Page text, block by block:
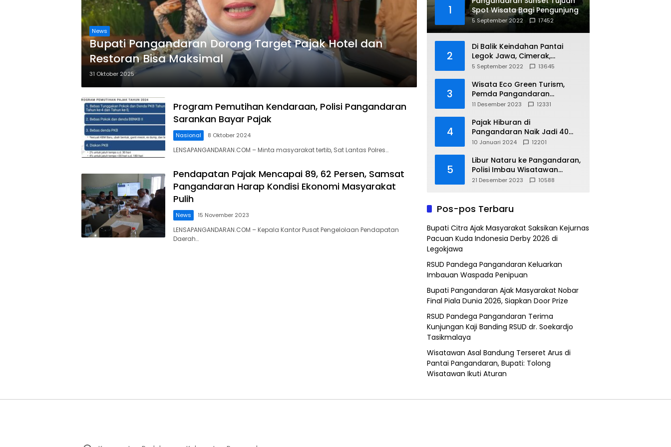
News
Bupati Pangandaran Dorong Target Pajak Hotel dan
Restoran Bisa Maksimal
31 Oktober 2025
Program Pemutihan Kendaraan, Polisi Pangandaran
Sarankan Bayar Pajak
Nasional 8 Oktober 2024
LENSAPANGANDARAN.COM – Minta masyarakat tertib, Sat Lantas Polres…
Pendapatan Pajak Mencapai 89, 62 Persen, Samsat
Pangandaran Harap Kondisi Ekonomi Masyarakat
Pulih
News 15 November 2023
LENSAPANGANDARAN.COM – Kepala Kantor Pusat Pengelolaan Pendapatan
Daerah…
1
Spot Wisata Bagi Pengunjung
5 September 2022 17452
2
Di Balik Keindahan Pantai
Legok Jawa, Cimerak,
Pangandaran
5 September 2022 13645
3
Wisata Eco Green Turism,
Pemda Pangandaran
Gandeng PLN
11 Desember 2023 12331
4
Pajak Hiburan di
Pangandaran Naik Jadi 40
Persen
10 Januari 2024 12201
5
Libur Nataru ke Pangandaran,
Polisi Imbau Wisatawan
Gunakan Jalur Arteri
21 Desember 2023 10588
Pos-pos Terbaru
Bupati Citra Ajak Masyarakat Saksikan Kejurnas
Pacuan Kuda Indonesia Derby 2026 di
Legokjawa
RSUD Pandega Pangandaran Keluarkan
Imbauan Waspada Penipuan
Bupati Pangandaran Ajak Masyarakat Nobar
Final Piala Dunia 2026, Siapkan Door Prize
RSUD Pandega Pangandaran Terima
Kunjungan Kaji Banding RSUD dr. Soekardjo
Tasikmalaya
Wisatawan Asal Bandung Terseret Arus di
Pantai Pangandaran, Bupati: Tolong
Wisatawan Ikuti Aturan